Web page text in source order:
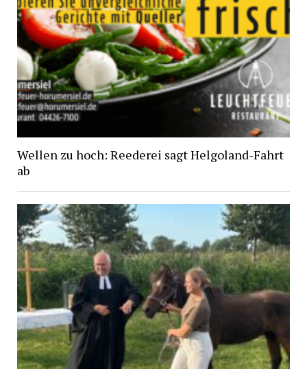
Wellen zu hoch: Reederei sagt Helgoland-Fahrt
ab